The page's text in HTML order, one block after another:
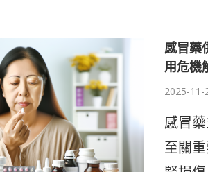
感冒藥
用危機
2025-11-
感冒
至關